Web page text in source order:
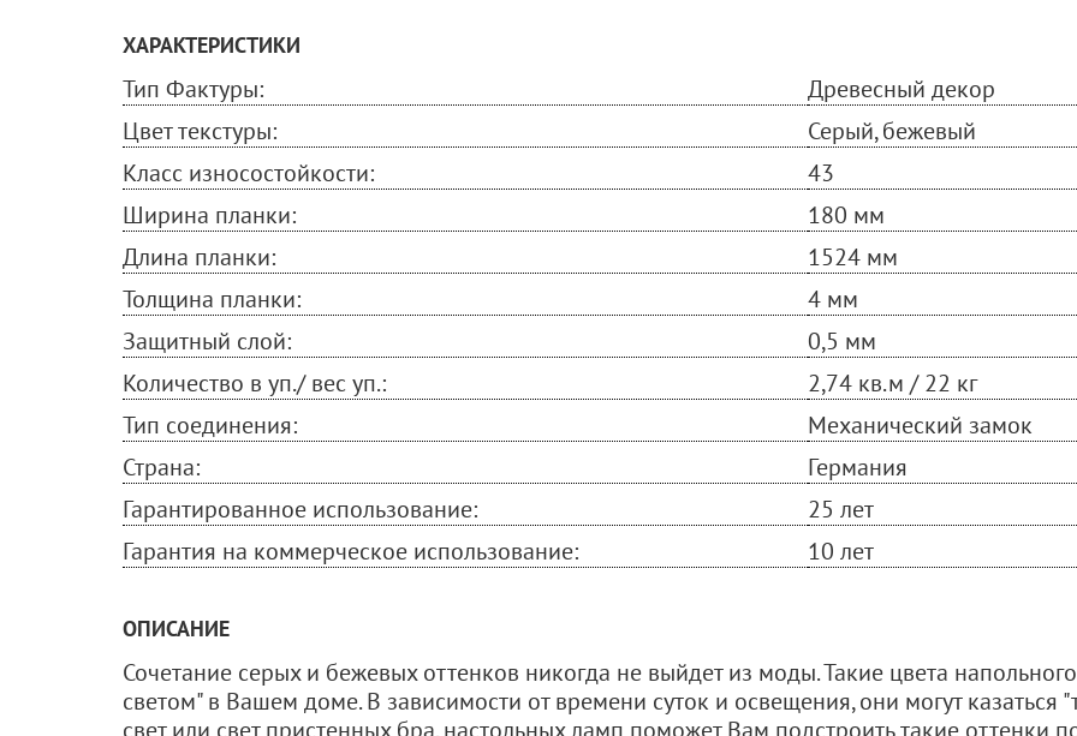
ХАРАКТЕРИСТИКИ
Тип Фактуры:
Древесный декор
Цвет текстуры:
Серый, бежевый
Класс износостойкости:
43
Ширина планки:
180 мм
Длина планки:
1524 мм
Толщина планки:
4 мм
Защитный слой:
0,5 мм
Количество в уп./ вес уп.:
2,74 кв.м / 22 кг
Тип соединения:
Механический замок
Страна:
Германия
Гарантированное использование:
25 лет
Гарантия на коммерческое использование:
10 лет
ОПИСАНИЕ
Сочетание серых и бежевых оттенков никогда не выйдет из моды. Такие цвета
светом" в Вашем доме. В зависимости от времени суток и освещения, они могут